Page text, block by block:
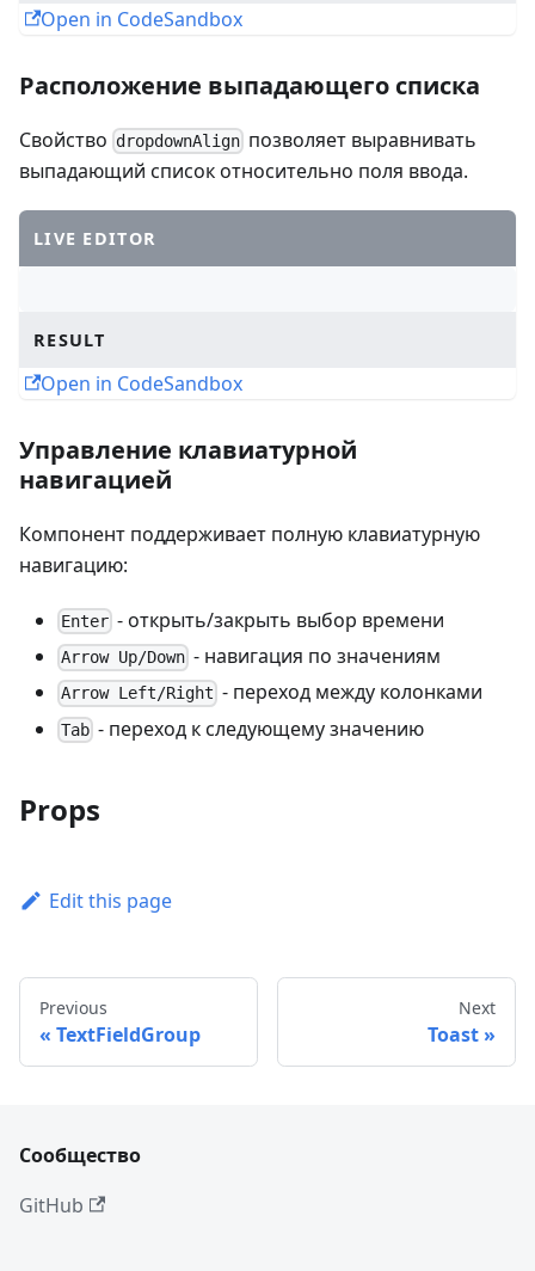
Open in CodeSandbox
Расположение выпадающего списка
Свойство dropdownAlign позволяет выравнивать
выпадающий список относительно поля ввода.
LIVE EDITOR
RESULT
Open in CodeSandbox
Управление клавиатурной
навигацией
Компонент поддерживает полную клавиатурную
навигацию:
Enter - открыть/закрыть выбор времени
Arrow Up/Down - навигация по значениям
Arrow Left/Right - переход между колонками
Tab - переход к следующему значению
Props
Edit this page
Previous
TextFieldGroup
Next
Toast
Сообщество
GitHub